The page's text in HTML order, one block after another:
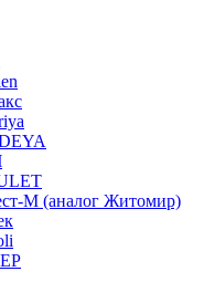
М (аналог Житомир)